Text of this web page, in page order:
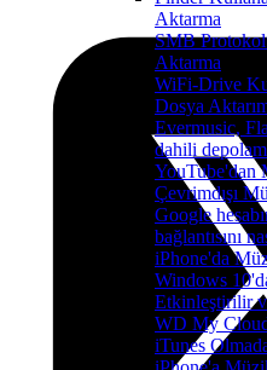
Aktarma
SMB
Aktarma
WiFi-Drive
Dosya
Evermusic,
dahili
YouTube'dan
Çevrimdışı
Google
bağlantısını
iPhone'da
Windows
Etkinleştirilir
WD My Cloud
iTunes